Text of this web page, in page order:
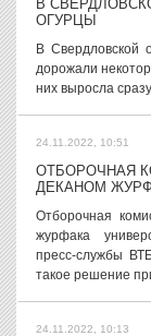
В
ОГУРЦЫ
В Свердловской
дорожали
них выросла
24.11.2022, 10:51
ОТБОРОЧНАЯ
ДЕКАНОМ
Отборочная
журфака
пресс-службы
такое решение
24.11.2022, 10:13